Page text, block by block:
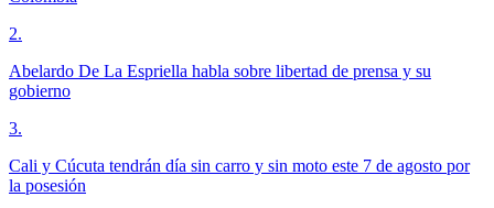
2.
Abelardo De La Espriella habla sobre libertad de prensa y su
gobierno
3.
Cali y Cúcuta tendrán día sin carro y sin moto este 7 de agosto por
la posesión